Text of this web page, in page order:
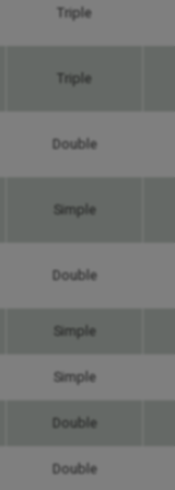
Triple
Triple
Double
Simple
Double
Simple
Simple
Double
Double